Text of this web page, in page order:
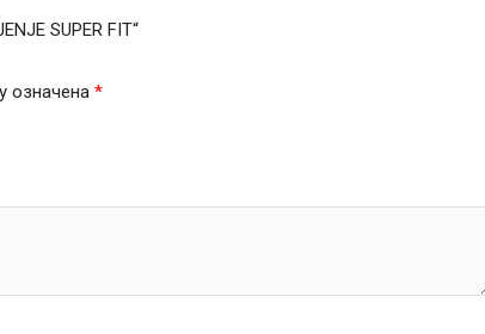
SUPER FIT“
означена *